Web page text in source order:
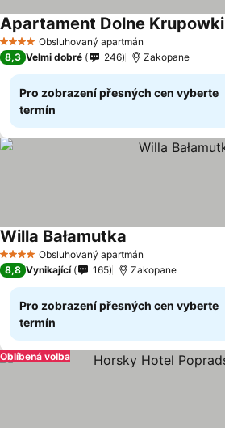
4 Počet hvězdiček
Obsluhovaný apartmán
Apartament Dolne Krupowki
8,3 Velmi dobré 246 Zakopane
Pro zobrazení přesných cen vyberte
termín
4 Počet hvězdiček
Obsluhovaný apartmán
Willa Bałamutka
8,8 Vynikající 165 Zakopane
Pro zobrazení přesných cen vyberte
termín
Oblíbená volba